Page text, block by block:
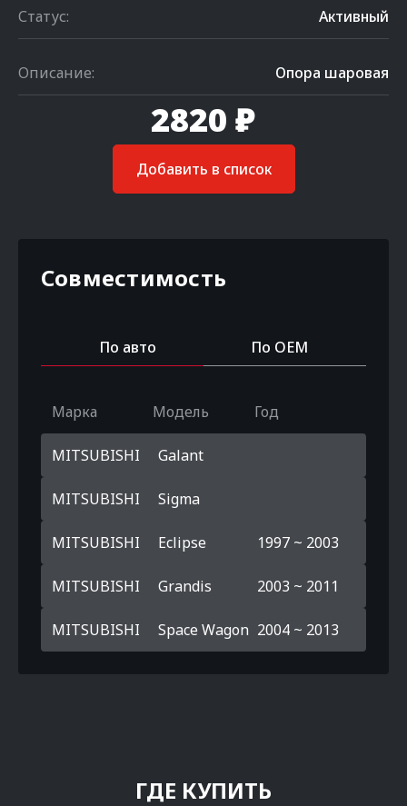
Статус: Активный
Описание: Опора шаровая
2820 ₽
Добавить в список
Совместимость
По авто По OEM
Марка Модель Год
MITSUBISHI Galant
MITSUBISHI Sigma
MITSUBISHI Eclipse 1997 ~ 2003
MITSUBISHI Grandis 2003 ~ 2011
MITSUBISHI Space Wagon 2004 ~ 2013
ГДЕ КУПИТЬ